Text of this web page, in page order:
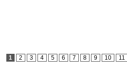
1 2 3 4 5 6 7 8 9 10 11